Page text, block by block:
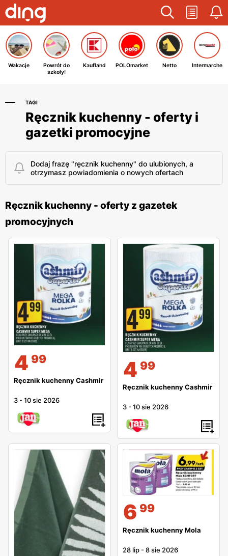
Wakacje
Powrót do
szkoły!
Kaufland POLOmarket Netto Intermarche
TAGI
Ręcznik kuchenny - oferty i
gazetki promocyjne
Dodaj frazę "ręcznik kuchenny" do ulubionych, a
otrzymasz powiadomienia o nowych ofertach
Ręcznik kuchenny - oferty z gazetek
promocyjnych
4 99
Ręcznik kuchenny Cashmir
3 -10 sie 2026
4 99
Ręcznik kuchenny Cashmir
3 -10 sie 2026
6 99
Ręcznik kuchenny Mola
28 lip -8 sie 2026